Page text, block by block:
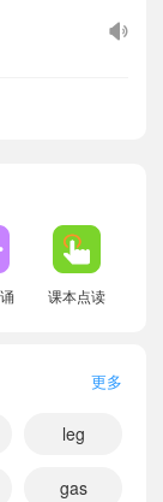
课本点读
更多
leg
gas